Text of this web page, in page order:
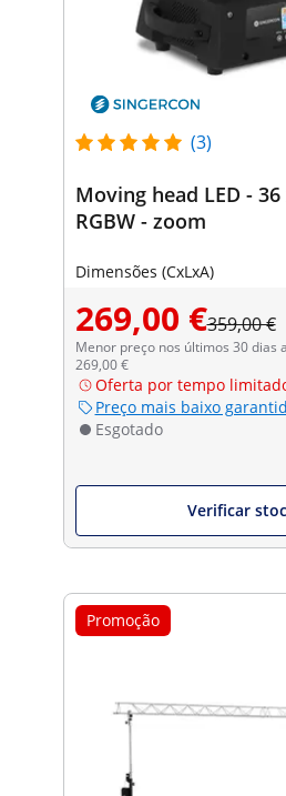
(3)
Moving head LED - 36
RGBW - zoom
Dimensões (CxLxA)
269,00 €359,00 €
Menor preço nos últimos 30 dias
269,00 €
Oferta por tempo
Preço mais baixo
Esgotado
Verificar
Promoção